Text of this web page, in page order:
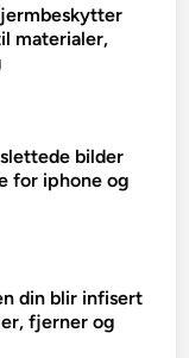
materialer,
bilder
for iphone og
din blir infisert
fjerner og